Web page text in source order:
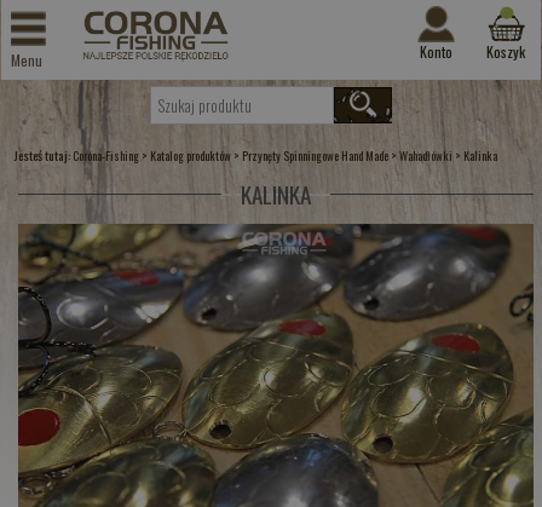
Menu Konto Koszyk
Jesteś tutaj: Corona-Fishing > Katalog produktów > Przynęty Spinningowe Hand Made >Wahadłówki > Kalinka
KALINKA